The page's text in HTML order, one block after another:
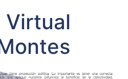
Virtual